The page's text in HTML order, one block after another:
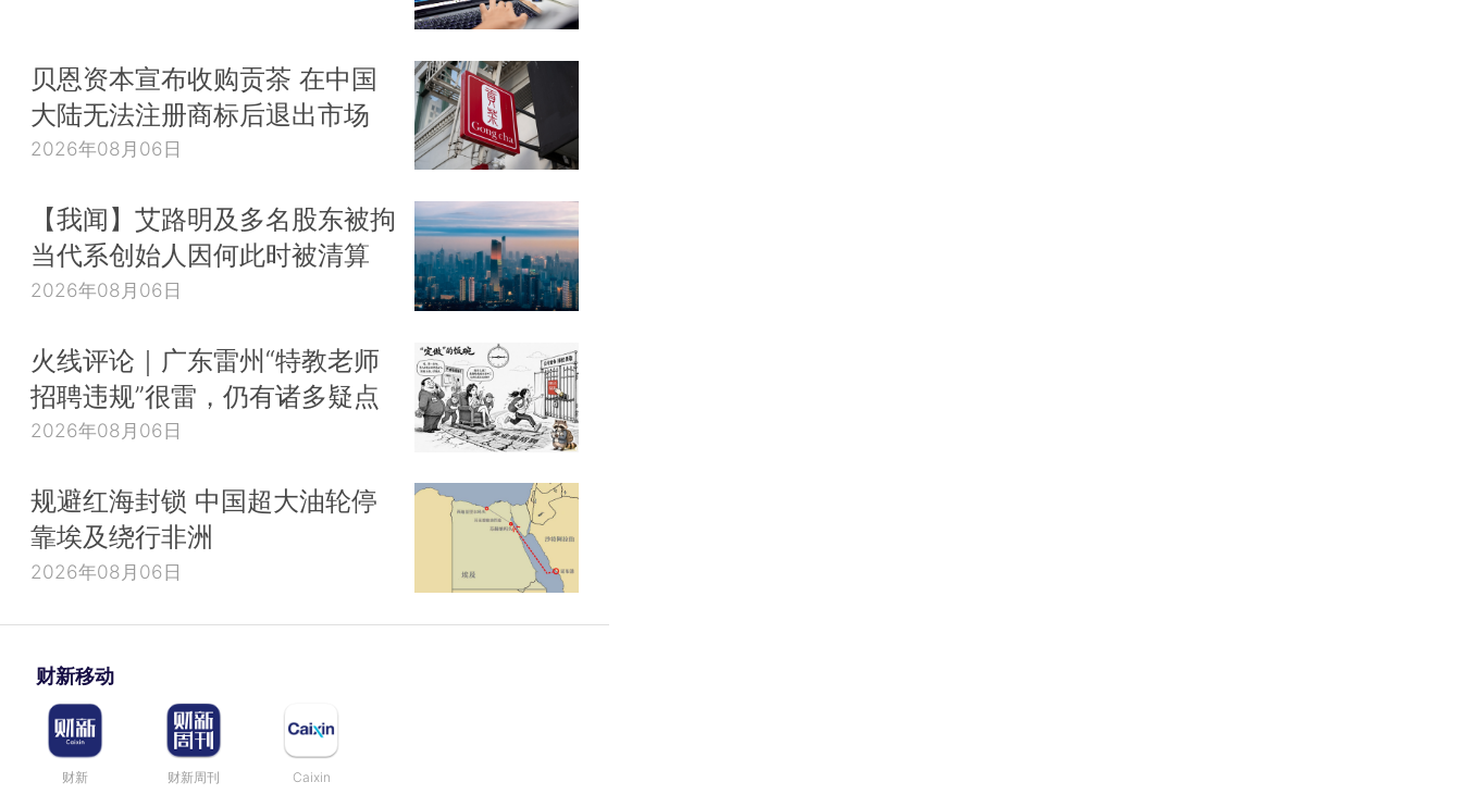
贝恩资本宣布收购贡茶 在中国
大陆无法注册商标后退出市场
2026年08月06日
【我闻】艾路明及多名股东被拘
当代系创始人因何此时被清算
2026年08月06日
火线评论｜广东雷州“特教老师
招聘违规”很雷，仍有诸多疑点
2026年08月06日
规避红海封锁 中国超大油轮停
靠埃及绕行非洲
2026年08月06日
财新移动
财新 财新周刊 Caixin